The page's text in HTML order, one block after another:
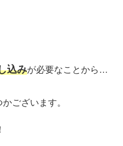
込みが必要なことから…
ございます。